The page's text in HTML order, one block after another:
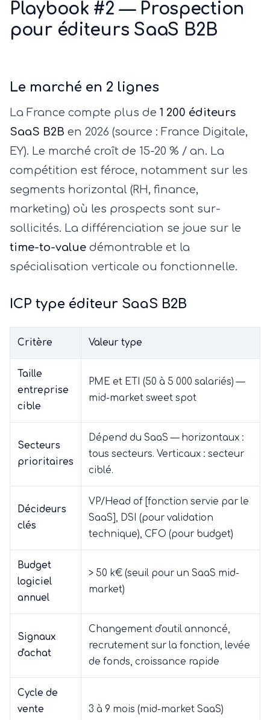
Playbook #2 — Prospection
pour éditeurs SaaS B2B
Le marché en 2 lignes
La France compte plus de 1 200 éditeurs
SaaS B2B en 2026 (source : France Digitale,
EY). Le marché croît de 15-20 % / an. La
compétition est féroce, notamment sur les
segments horizontal (RH, finance,
marketing) où les prospects sont sur-
sollicités. La différenciation se joue sur le
time-to-value démontrable et la
spécialisation verticale ou fonctionnelle.
ICP type éditeur SaaS B2B
Critère Valeur type
Taille
entreprise
cible
PME et ETI (50 à 5 000 salariés) —
mid-market sweet spot
Secteurs
prioritaires
Dépend du SaaS — horizontaux :
tous secteurs. Verticaux : secteur
ciblé.
Décideurs
clés
VP/Head of [fonction servie par le
SaaS], DSI (pour validation
technique), CFO (pour budget)
Budget
logiciel
annuel
> 50 k€ (seuil pour un SaaS mid-
market)
Signaux
d'achat
Changement d'outil annoncé,
recrutement sur la fonction, levée
de fonds, croissance rapide
Cycle de
vente
3 à 9 mois (mid-market SaaS)